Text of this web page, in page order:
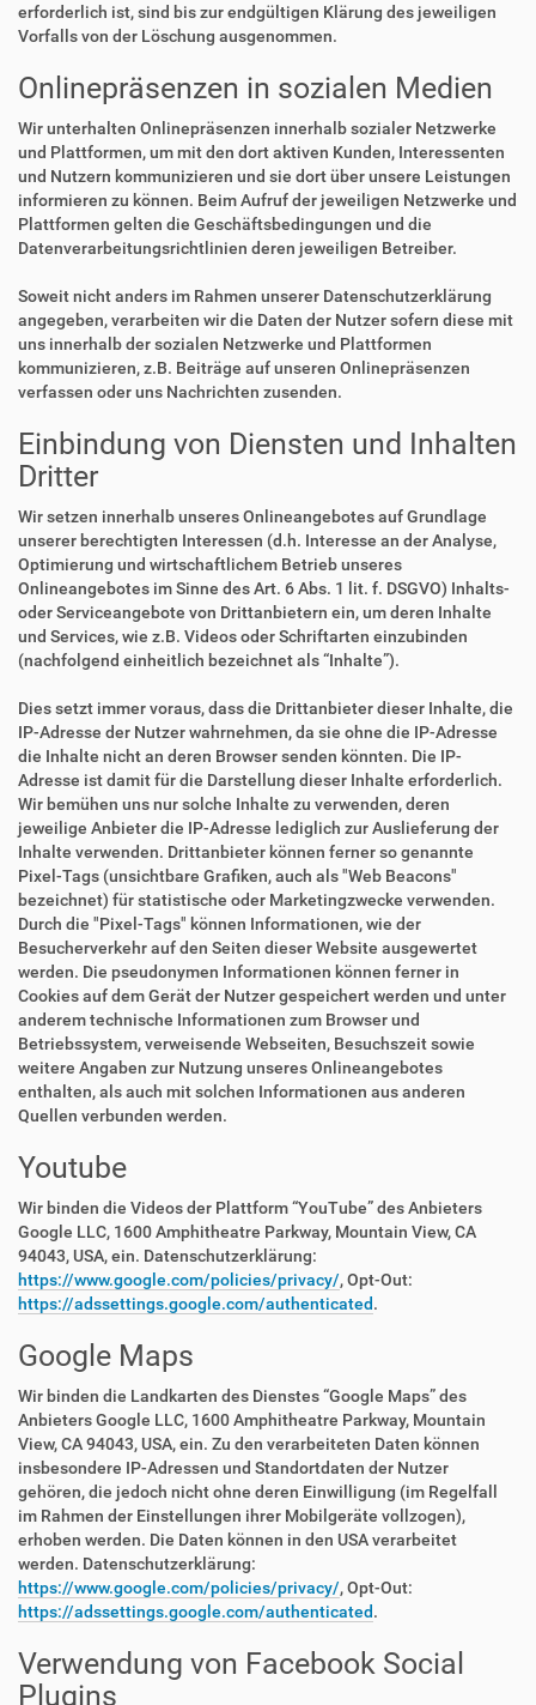
erforderlich ist, sind bis zur endgültigen Klärung des jeweiligen
Vorfalls von der Löschung ausgenommen.
Onlinepräsenzen in sozialen Medien
Wir unterhalten Onlinepräsenzen innerhalb sozialer Netzwerke
und Plattformen, um mit den dort aktiven Kunden, Interessenten
und Nutzern kommunizieren und sie dort über unsere Leistungen
informieren zu können. Beim Aufruf der jeweiligen Netzwerke und
Plattformen gelten die Geschäftsbedingungen und die
Datenverarbeitungsrichtlinien deren jeweiligen Betreiber.
Soweit nicht anders im Rahmen unserer Datenschutzerklärung
angegeben, verarbeiten wir die Daten der Nutzer sofern diese mit
uns innerhalb der sozialen Netzwerke und Plattformen
kommunizieren, z.B. Beiträge auf unseren Onlinepräsenzen
verfassen oder uns Nachrichten zusenden.
Einbindung von Diensten und Inhalten
Dritter
Wir setzen innerhalb unseres Onlineangebotes auf Grundlage
unserer berechtigten Interessen (d.h. Interesse an der Analyse,
Optimierung und wirtschaftlichem Betrieb unseres
Onlineangebotes im Sinne des Art. 6 Abs. 1 lit. f. DSGVO) Inhalts-
oder Serviceangebote von Drittanbietern ein, um deren Inhalte
und Services, wie z.B. Videos oder Schriftarten einzubinden
(nachfolgend einheitlich bezeichnet als “Inhalte”).
Dies setzt immer voraus, dass die Drittanbieter dieser Inhalte, die
IP-Adresse der Nutzer wahrnehmen, da sie ohne die IP-Adresse
die Inhalte nicht an deren Browser senden könnten. Die IP-
Adresse ist damit für die Darstellung dieser Inhalte erforderlich.
Wir bemühen uns nur solche Inhalte zu verwenden, deren
jeweilige Anbieter die IP-Adresse lediglich zur Auslieferung der
Inhalte verwenden. Drittanbieter können ferner so genannte
Pixel-Tags (unsichtbare Grafiken, auch als "Web Beacons"
bezeichnet) für statistische oder Marketingzwecke verwenden.
Durch die "Pixel-Tags" können Informationen, wie der
Besucherverkehr auf den Seiten dieser Website ausgewertet
werden. Die pseudonymen Informationen können ferner in
Cookies auf dem Gerät der Nutzer gespeichert werden und unter
anderem technische Informationen zum Browser und
Betriebssystem, verweisende Webseiten, Besuchszeit sowie
weitere Angaben zur Nutzung unseres Onlineangebotes
enthalten, als auch mit solchen Informationen aus anderen
Quellen verbunden werden.
Youtube
Wir binden die Videos der Plattform “YouTube” des Anbieters
Google LLC, 1600 Amphitheatre Parkway, Mountain View, CA
94043, USA, ein. Datenschutzerklärung:
https://www.google.com/policies/privacy/, Opt-Out:
https://adssettings.google.com/authenticated.
Google Maps
Wir binden die Landkarten des Dienstes “Google Maps” des
Anbieters Google LLC, 1600 Amphitheatre Parkway, Mountain
View, CA 94043, USA, ein. Zu den verarbeiteten Daten können
insbesondere IP-Adressen und Standortdaten der Nutzer
gehören, die jedoch nicht ohne deren Einwilligung (im Regelfall
im Rahmen der Einstellungen ihrer Mobilgeräte vollzogen),
erhoben werden. Die Daten können in den USA verarbeitet
werden. Datenschutzerklärung:
https://www.google.com/policies/privacy/, Opt-Out:
https://adssettings.google.com/authenticated.
Verwendung von Facebook Social
Plugins